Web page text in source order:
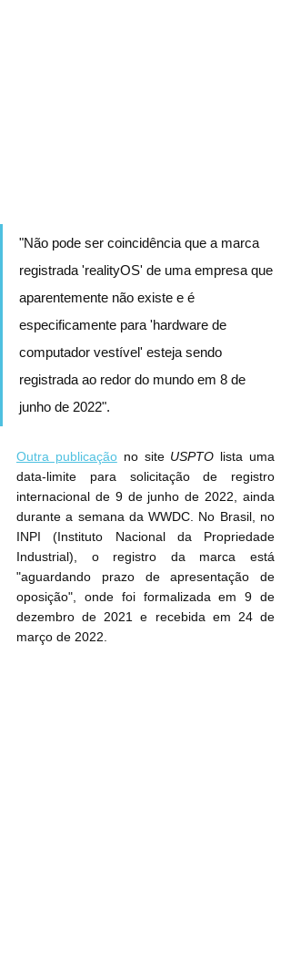
"Não pode ser coincidência que a marca
registrada 'realityOS' de uma empresa que
aparentemente não existe e é
especificamente para 'hardware de
computador vestível' esteja sendo
registrada ao redor do mundo em 8 de
junho de 2022".
Outra publicação no site USPTO lista uma
data-limite para solicitação de registro
internacional de 9 de junho de 2022, ainda
durante a semana da WWDC. No Brasil, no
INPI (Instituto Nacional da Propriedade
Industrial), o registro da marca está
"aguardando prazo de apresentação de
oposição", onde foi formalizada em 9 de
dezembro de 2021 e recebida em 24 de
março de 2022.